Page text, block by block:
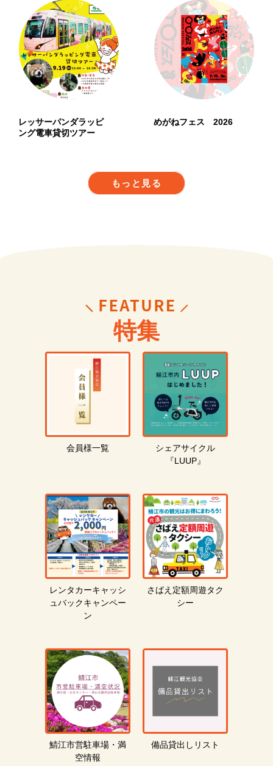
レッサーパンダラッピ
ング電車貸切ツアー
めがねフェス 2026
もっと見る
特集
会員様一覧
シェアサイクル
『LUUP』
レンタカーキャッシ
ュバックキャンペー
ン
さばえ定額周遊タク
シー
鯖江市営駐車場・満
空情報
備品貸出しリスト